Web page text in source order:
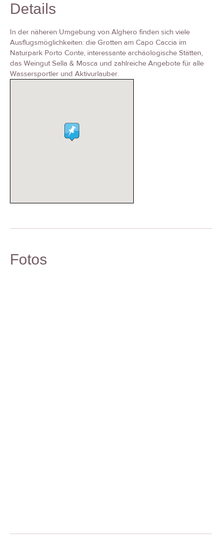
Details
In der näheren Umgebung von Alghero finden sich viele
Ausflugsmöglichkeiten: die Grotten am Capo Caccia im
Naturpark Porto Conte, interessante archäologische Stätten,
das Weingut Sella & Mosca und zahlreiche Angebote für alle
Wassersportler und Aktivurlauber.
Fotos